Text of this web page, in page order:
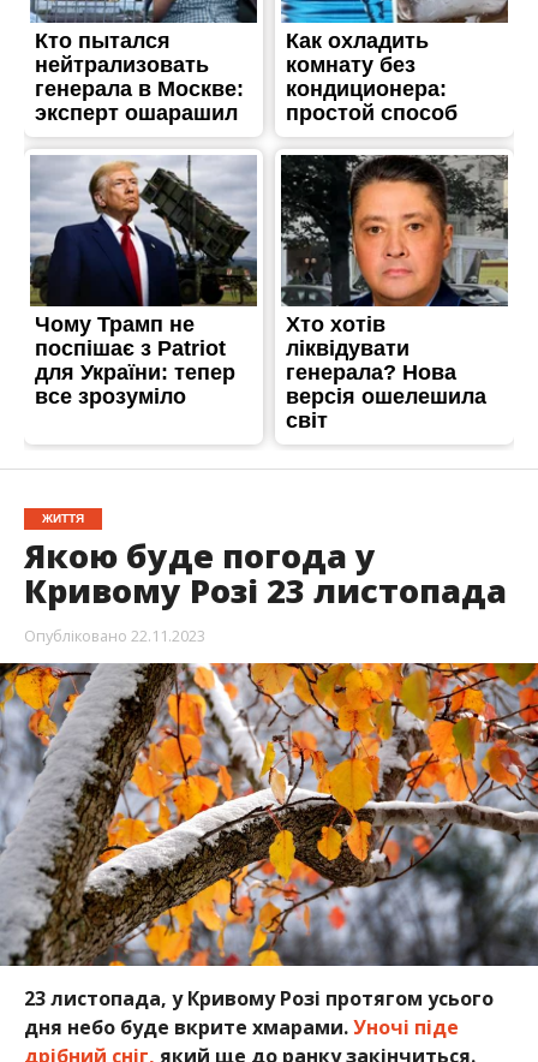
ЖИТТЯ
Якою буде погода у
Кривому Розі 23 листопада
Опубліковано 22.11.2023
23 листопада, у Кривому Розі протягом усього
дня небо буде вкрите хмарами.Уночі піде
дрібний сніг, який ще до ранку закінчиться.